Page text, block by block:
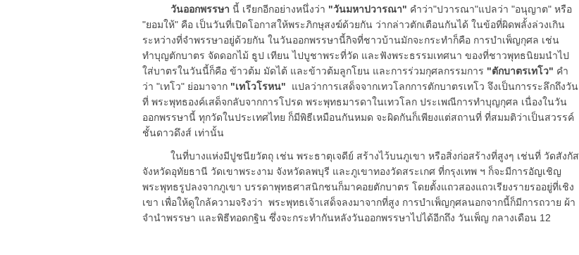
วันออกพรรษา นี้ เรียกอีกอย่างหนึ่งว่า "วันมหาปวารณา" คำว่า"ปวารณา"แปลว่า "อนุญาต" หรือ
"ยอมให้" คือ เป็นวันที่เปิดโอกาสให้พระภิกษุสงฆ์ด้วยกัน ว่ากล่าวตักเตือนกันได้ ในข้อที่ผิดพลั้งล่วงเกิน
ระหว่างที่จำพรรษาอยู่ด้วยกัน ในวันออกพรรษานี้กิจที่ชาวบ้านมักจะกระทำก็คือ การบำเพ็ญกุศล เช่น
ทำบุญตักบาตร จัดดอกไม้ ธูป เทียน ไปบูชาพระที่วัด และฟังพระธรรมเทศนา ของที่ชาวพุทธนิยมนำไป
ใส่บาตรในวันนี้ก็คือ ข้าวต้ม มัดไต้ และข้าวต้มลูกโยน และการร่วมกุศลกรรมการ "ตักบาตรเทโว" คำ
ว่า "เทโว" ย่อมาจาก "เทโวโรหน"
แปลว่าการเสด็จจากเทวโลกการตักบาตรเทโว จึงเป็นการระลึกถึงวัน
ที่ พระพุทธองค์เสด็จกลับจากการโปรด พระพุทธมารดาในเทวโลก ประเพณีการทำบุญกุศล เนื่องในวัน
ออกพรรษานี้ ทุกวัดในประเทศไทย ก็มีพิธีเหมือนกันหมด จะผิดกันก็เพียงแต่สถานที่ ที่สมมติว่าเป็นสวรรค์
ชั้นดาวดึงส์ เท่านั้น
ในที่บางแห่งมีปูชนียวัตถุ เช่น พระธาตุเจดีย์ สร้างไว้บนภูเขา หรือสิ่งก่อสร้างที่สูงๆ เช่นที่ วัดสังกัส
จังหวัดอุทัยธานี วัดเขาพระงาม จังหวัดลพบุรี และภูเขาทองวัดสระเกศ ที่กรุงเทพ ฯ ก็จะมีการอัญเชิญ
พระพุทธรูปลงจากภูเขา บรรดาพุทธศาสนิกชนก็มาคอยตักบาตร โดยตั้งแถวสองแถวเรียงรายรออยู่ที่เชิง
เขา เพื่อให้ดูใกล้ความจริงว่า พระพุทธเจ้าเสด็จลงมาจากที่สูง การบำเพ็ญกุศลนอกจากนี้ก็มีการถวาย ผ้า
จำนำพรรษา และพิธีทอดกฐิน ซึ่งจะกระทำกันหลังวันออกพรรษาไปได้อีกถึง วันเพ็ญ กลางเดือน 12